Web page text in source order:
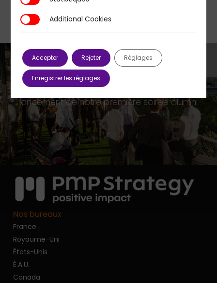
Previous Post
lancement de notre première soirée alumni
!
Nos bureaux
France
Royaume-Uni
États-Unis
É.A.U.
Canada
Additional Cookies
Additional Cookies
Accepter Rejeter Réglages
Enregistrer les réglages